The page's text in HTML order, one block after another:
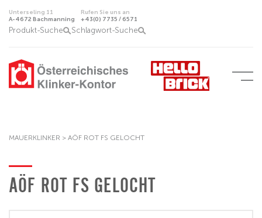
Unterseling 11
A-4672 Bachmanning
Rufen Sie uns an
+43(0) 7735 / 6571
Produkt-Suche Schlagwort-Suche
MAUERKLINKER > AÖF ROT FS GELOCHT
AÖF ROT FS GELOCHT